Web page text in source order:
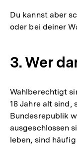
Du kannst aber
oder bei deiner
3. Wer
Wahlberechtigt
18 Jahre alt sind,
Bundesrepublik
ausgeschlossen
leben, sind